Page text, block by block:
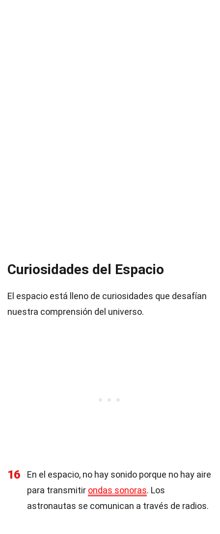
Curiosidades del Espacio
El espacio está lleno de curiosidades que desafían
nuestra comprensión del universo.
16
En el espacio, no hay sonido porque no hay aire
para transmitir ondas sonoras. Los
astronautas se comunican a través de radios.